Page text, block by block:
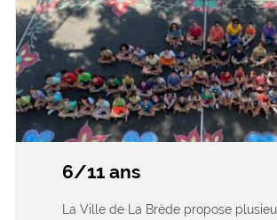
6/11 ans
La Ville de La Brède propose